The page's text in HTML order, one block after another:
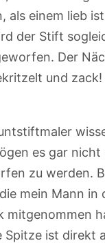
als einem lieb
der Stift
Der
und zack!
es gar nicht
zu werden.
mein Mann in
mitgenommen
Spitze ist direkt